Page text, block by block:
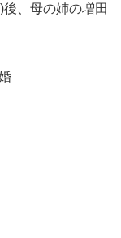
、母の姉の増田